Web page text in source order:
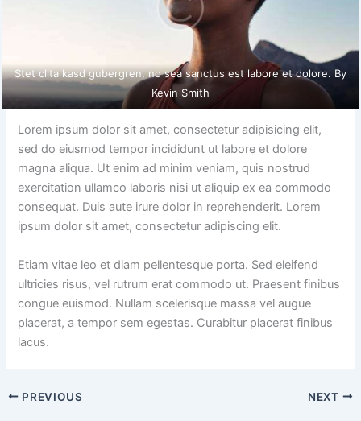
Stet clita kasd gubergren, no sea sanctus est labore et dolore. By
Kevin Smith
Lorem ipsum dolor sit amet, consectetur adipisicing elit,
sed do eiusmod tempor incididunt ut labore et dolore
magna aliqua. Ut enim ad minim veniam, quis nostrud
exercitation ullamco laboris nisi ut aliquip ex ea commodo
consequat. Duis aute irure dolor in reprehenderit. Lorem
ipsum dolor sit amet, consectetur adipiscing elit.
Etiam vitae leo et diam pellentesque porta. Sed eleifend
ultricies risus, vel rutrum erat commodo ut. Praesent finibus
congue euismod. Nullam scelerisque massa vel augue
placerat, a tempor sem egestas. Curabitur placerat finibus
lacus.
PREVIOUS NEXT